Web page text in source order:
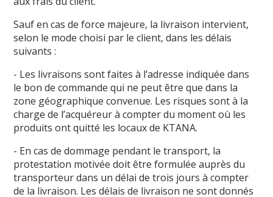
Sauf en cas de force majeure, la livraison intervient,
selon le mode choisi par le client, dans les délais
suivants :
- Les livraisons sont faites à l’adresse indiquée dans
le bon de commande qui ne peut être que dans la
zone géographique convenue. Les risques sont à la
charge de l’acquéreur à compter du moment où les
produits ont quitté les locaux de KTANA.
- En cas de dommage pendant le transport, la
protestation motivée doit être formulée auprès du
transporteur dans un délai de trois jours à compter
de la livraison. Les délais de livraison ne sont donnés